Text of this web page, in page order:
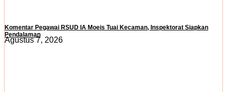
Komentar Pegawai RSUD IA Moeis Tuai Kecaman, Inspektorat Siapkan
Pendalaman
Agustus 7, 2026